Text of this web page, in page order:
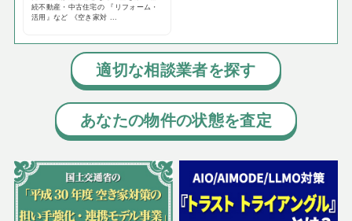
続不動産・中古住宅の 『リフォーム・
活用』など 《空き家対 ...
適切な相談業者を探す
あなたの物件の状態を査定